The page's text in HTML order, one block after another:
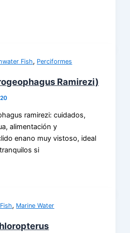
Fish, Perciformes
Ramirezi)
ramirezi: cuidados,
alimentación y
enano muy vistoso, ideal
si
, Marine Water